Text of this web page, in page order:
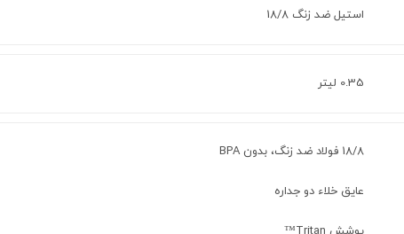
استیل ضد زنگ 18/8
0.35 لیتر
18/8 فولاد ضد زنگ، بدون BPA
عایق خلاء دو جداره